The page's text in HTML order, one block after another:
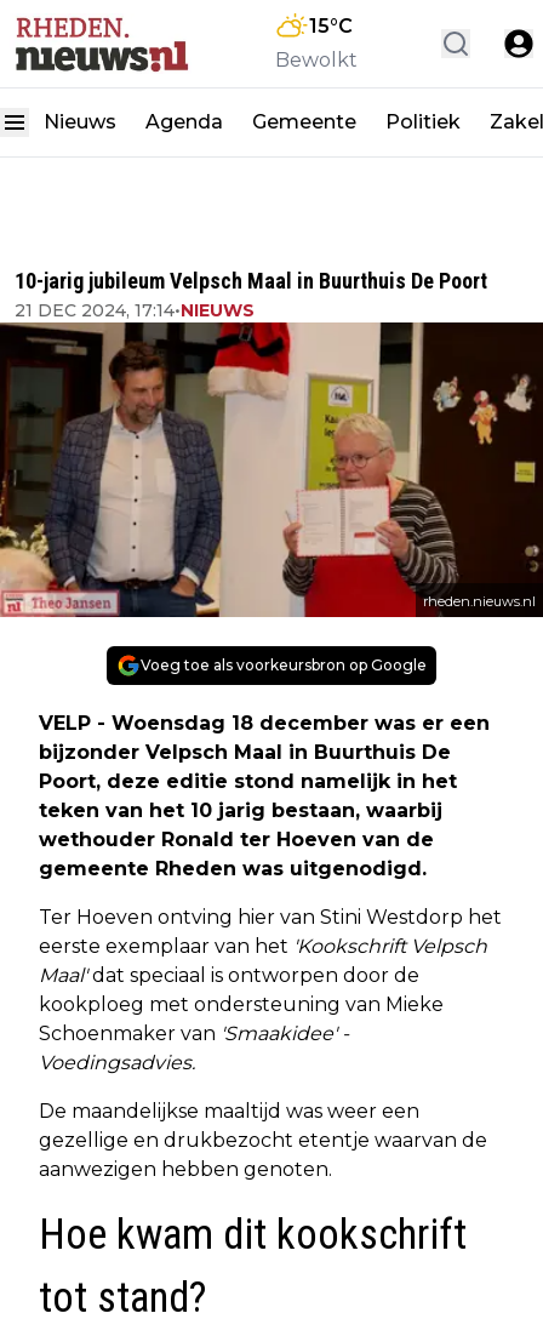
15°C
Bewolkt
Nieuws Agenda Gemeente Politiek
10-jarig jubileum Velpsch Maal in Buurthuis De Poort
21 DEC 2024, 17:14•NIEUWS
rheden.nieuws.nl
Voeg toe als voorkeursbron op Google
VELP - Woensdag 18 december was er een
bijzonder Velpsch Maal in Buurthuis De
Poort, deze editie stond namelijk in het
teken van het 10 jarig bestaan, waarbij
wethouder Ronald ter Hoeven van de
gemeente Rheden was uitgenodigd.
Ter Hoeven ontving hier van Stini Westdorp het
eerste exemplaar van het 'Kookschrift Velpsch
Maal'dat speciaal is ontworpen door de
kookploeg met ondersteuning van Mieke
Schoenmaker van 'Smaakidee' -
Voedingsadvies.
De maandelijkse maaltijd was weer een
gezellige en drukbezocht etentje waarvan de
aanwezigen hebben genoten.
Hoe kwam dit kookschrift
tot stand?